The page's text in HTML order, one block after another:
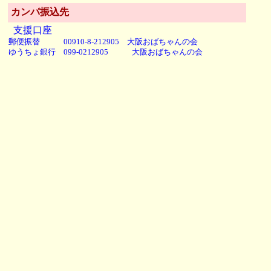
カンパ振込先
支援口座
郵便振替 00910-8-212905 大阪おばちゃんの会
ゆうちょ銀行 099-0212905 大阪おばちゃんの会